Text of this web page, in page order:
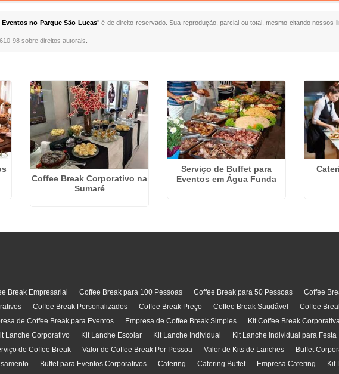
no Parque São Lucas" é de direito reservado. Sua reprodução, parcial ou total, mesmo citando
98 sobre direitos autorais
Coffee Break Corporativo na
Sumaré
Serviço de Buffet para
Eventos em Água Funda
Break Empresarial Coffee Break para 100 Pessoas Coffee Break para 50 Pessoas Coffee
Coffee Break Personalizados Coffee Break Preço Coffee Break Saudável Coffee
de Coffee Break para Eventos Empresa de Coffee Break Simples Kit Coffee Break
Lanche Corporativo Kit Lanche Escolar Kit Lanche Individual Kit Lanche Individual para
de Coffee Break Valor de Coffee Break Por Pessoa Valor de Kits de Lanches Buffet
Buffet para Eventos Corporativos Catering Catering Buffet Empresa Catering Kit